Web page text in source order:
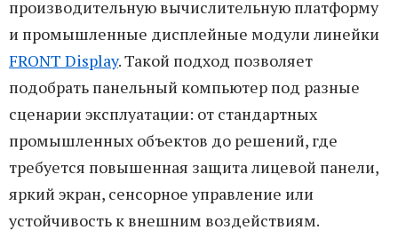
производительную вычислительную платформу
и промышленные дисплейные модули линейки
FRONT Display. Такой подход позволяет
подобрать панельный компьютер под разные
сценарии эксплуатации: от стандартных
промышленных объектов до решений, где
требуется повышенная защита лицевой панели,
яркий экран, сенсорное управление или
устойчивость к внешним воздействиям.